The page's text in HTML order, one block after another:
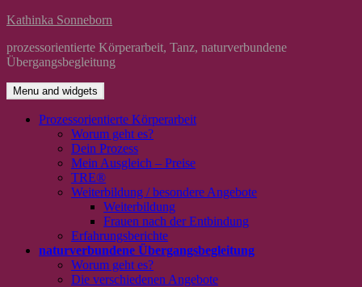
Skip
content
Kathinka Sonneborn
prozessorientierte Körperarbeit, Tanz, naturverbundene
Übergangsbegleitung
Menu and widgets
Prozessorientierte Körperarbeit
Worum geht es?
Dein Prozess
Mein Ausgleich – Preise
TRE®
Weiterbildung / besondere Angebote
Weiterbildung
Frauen nach der Entbindung
Erfahrungsberichte
naturverbundene Übergangsbegleitung
Worum geht es?
Die verschiedenen Angebote